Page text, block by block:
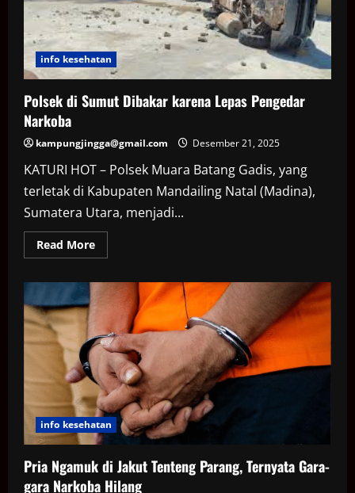
info kesehatan
Polsek di Sumut Dibakar karena Lepas Pengedar
Narkoba
kampungjingga@gmail.com Desember 21, 2025
KATURI HOT – Polsek Muara Batang Gadis, yang
terletak di Kabupaten Mandailing Natal (Madina),
Sumatera Utara, menjadi...
Read MoreRead
more
Sumut
Dibakar
karena
Lepas
Pengedar
Narkoba
info kesehatan
Pria Ngamuk di Jakut Tenteng Parang, Ternyata Gara-
gara Narkoba Hilang